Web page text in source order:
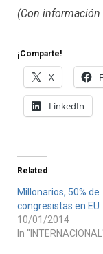
(Con información
¡Comparte!
X
LinkedIn
Related
Millonarios, 50% de
congresistas en EU
10/01/2014
In